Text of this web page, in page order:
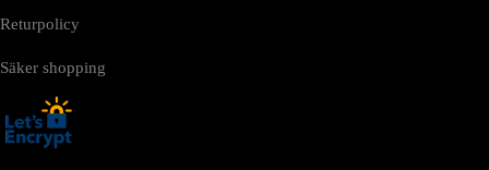
Returpolicy
Säker shopping